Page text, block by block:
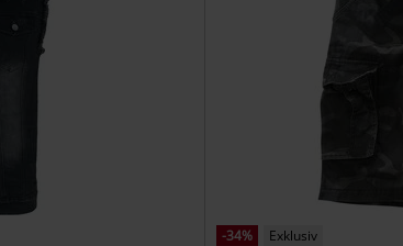
-34%
Exklusiv